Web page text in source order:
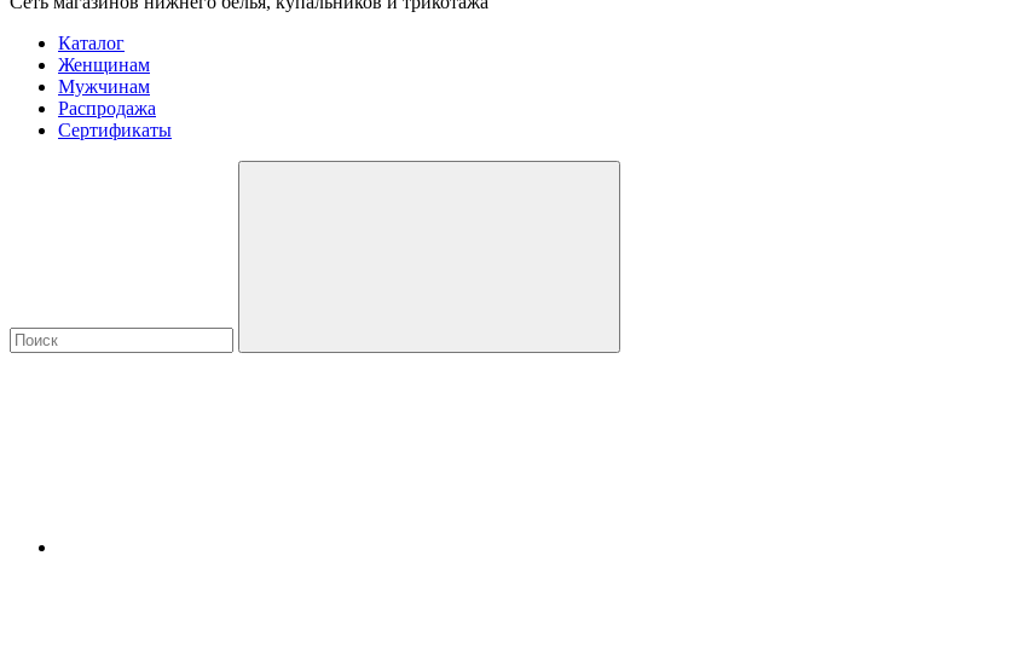
Каталог
Женщинам
Мужчинам
Распродажа
Сертификаты